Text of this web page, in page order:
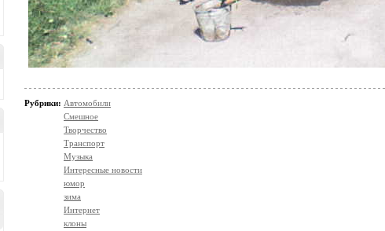
Рубрики: Автомобили
Смешное
Творчество
Транспорт
Музыка
Интересные новости
юмор
зима
Интернет
клоны